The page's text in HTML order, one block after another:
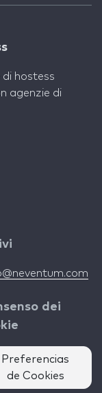
di hostess
agenzie di
dei
Preferencias
de Cookies